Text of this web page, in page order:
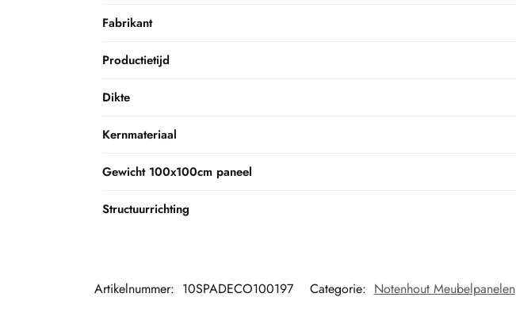
Fabrikant
Productietijd
Dikte
Kernmateriaal
Gewicht 100x100cm paneel
Structuurrichting
Artikelnummer: 10SPADECO100197 Categorie: Notenhout Meubelpanelen